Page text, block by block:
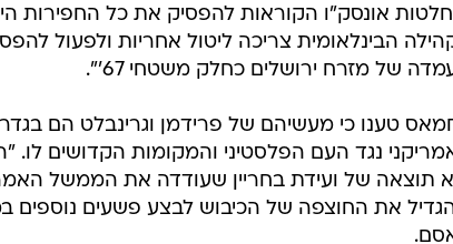
אונסק"ו הקוראות להפסיק את כל החפירות
הבינלאומית צריכה ליטול אחריות ולפעול
של מזרח ירושלים כחלק משטחי 67'".
טענו כי מעשיהם של פרידמן וגרינבלט הם
נגד העם הפלסטיני והמקומות הקדושים לו.
תוצאה של ועידת בחריין שעודדה את הממשל
את החוצפה של הכיבוש לבצע פשעים נוספים